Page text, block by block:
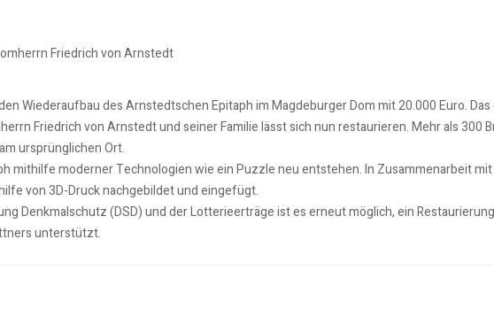
Friedrich von Arnstedt
Wiederaufbau des Arnstedtschen Epitaph im Magdeburger Dom mit 20.000 Euro.
Friedrich von Arnstedt und seiner Familie lässt sich nun restaurieren. Mehr als 300
ursprünglichen Ort.
mithilfe moderner Technologien wie ein Puzzle neu entstehen. In Zusammenarbeit
von 3D-Druck nachgebildet und eingefügt.
Denkmalschutz (DSD) und der Lotterieerträge ist es erneut möglich, ein
unterstützt.
Anhalts Bahnhöfe
im Harz